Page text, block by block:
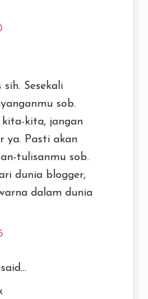
Sesekali
sob.
kita-kita, jangan
ya. Pasti akan
tulisanmu sob.
dunia blogger,
dalam dunia
said...